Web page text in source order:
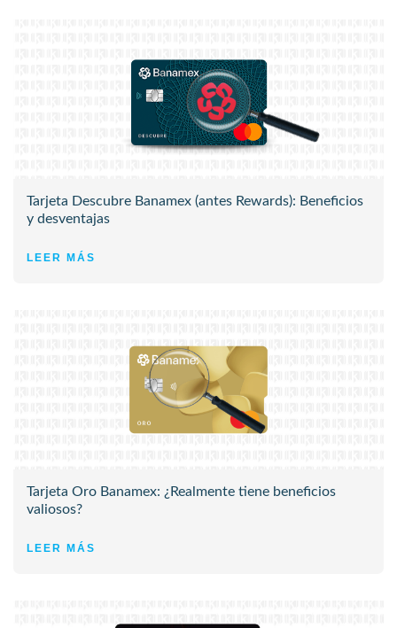
Tarjeta Descubre Banamex (antes Rewards): Beneficios
y desventajas
LEER MÁS
Tarjeta Oro Banamex: ¿Realmente tiene beneficios
valiosos?
LEER MÁS